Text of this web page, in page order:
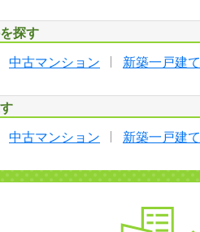
探す
中古マンション 新築一戸建て
中古マンション 新築一戸建て